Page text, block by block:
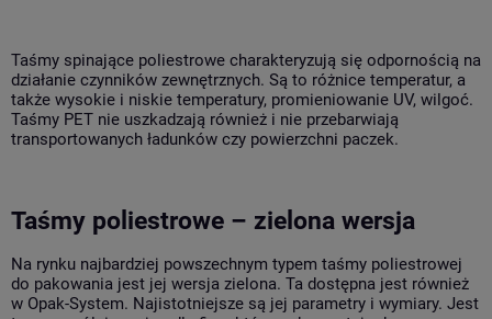
Taśmy spinające poliestrowe charakteryzują się odpornością na
działanie czynników zewnętrznych. Są to różnice temperatur, a
także wysokie i niskie temperatury, promieniowanie UV, wilgoć.
Taśmy PET nie uszkadzają również i nie przebarwiają
transportowanych ładunków czy powierzchni paczek.
Taśmy poliestrowe – zielona wersja
Na rynku najbardziej powszechnym typem taśmy poliestrowej
do pakowania jest jej wersja zielona. Ta dostępna jest również
w Opak-System. Najistotniejsze są jej parametry i wymiary. Jest